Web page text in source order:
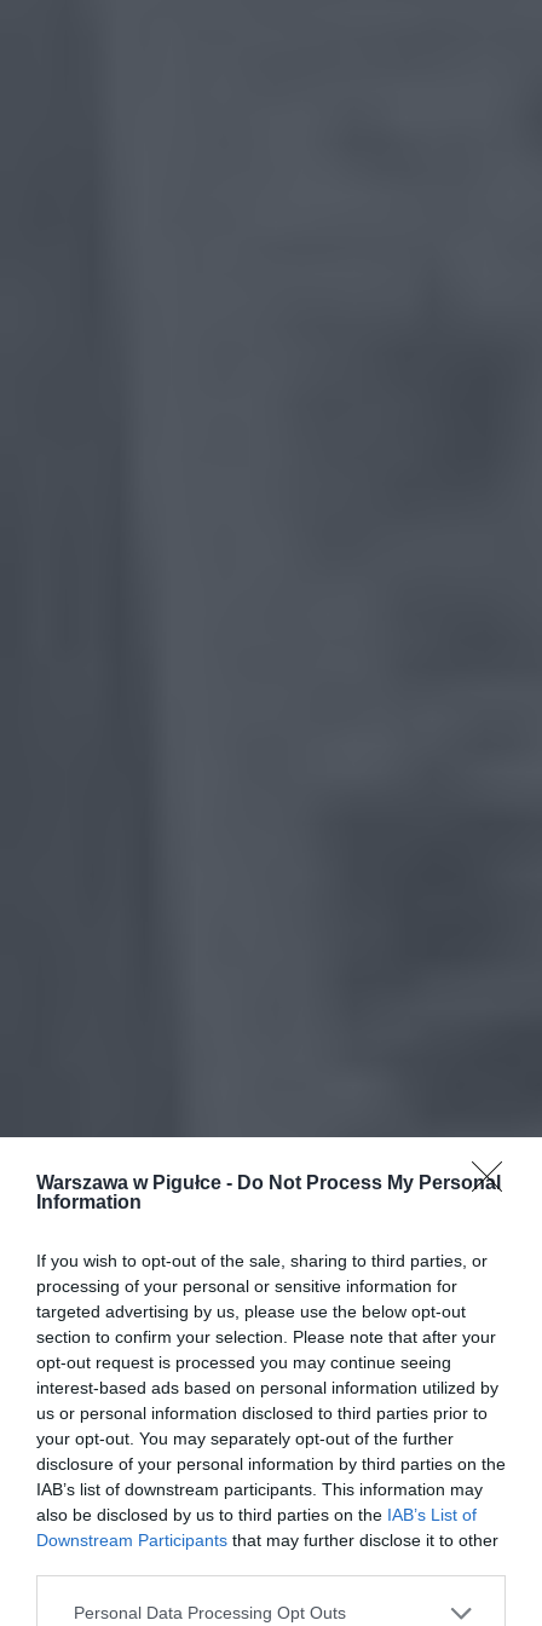
Warszawa w Pigułce - Do Not Process My Personal
Information
If you wish to opt-out of the sale, sharing to third parties, or
processing of your personal or sensitive information for
targeted advertising by us, please use the below opt-out
section to confirm your selection. Please note that after your
opt-out request is processed you may continue seeing
interest-based ads based on personal information utilized by
us or personal information disclosed to third parties prior to
your opt-out. You may separately opt-out of the further
disclosure of your personal information by third parties on the
IAB’s list of downstream participants. This information may
also be disclosed by us to third parties on the IAB’s List of
Downstream Participants that may further disclose it to other
Personal Data Processing Opt Outs